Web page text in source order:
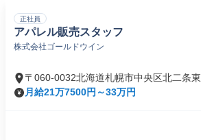
正社員
アパレル販売スタッフ
株式会社ゴールドウイン
〒060-0032北海道札幌市中央区北二条東
月給21万7500円～33万円